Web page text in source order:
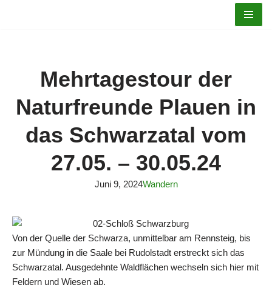
Mehrtagestour der
Naturfreunde Plauen in
das Schwarzatal vom
27.05. – 30.05.24
Juni 9, 2024Wandern
Von der Quelle der Schwarza, unmittelbar am Rennsteig, bis
zur Mündung in die Saale bei Rudolstadt erstreckt sich das
Schwarzatal. Ausgedehnte Waldflächen wechseln sich hier mit
Feldern und Wiesen ab.